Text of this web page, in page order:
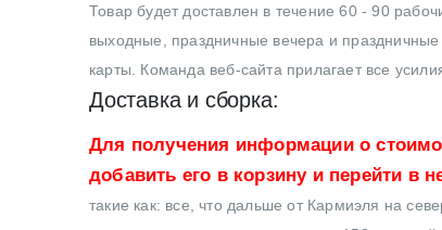
Товар будет доставлен в течение 60 - 90
выходные, праздничные вечера и
карты. Команда веб-сайта прилагает все
Доставка и сборка:
Для получения информации о
добавить его в корзину и перейти в
такие как: все, что дальше от Кармиэля на